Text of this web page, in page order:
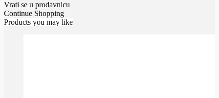
Vrati se u prodavnicu
Continue Shopping
Products you may like